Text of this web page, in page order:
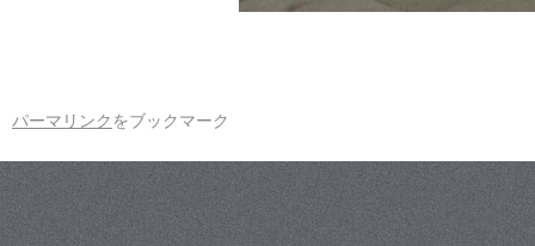
パーマリンクをブックマーク